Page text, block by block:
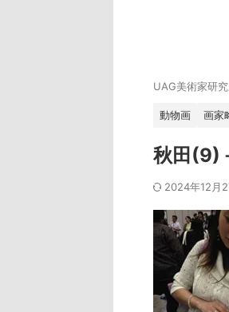
UAG美術家研
動物画 画家
秋田(9)
2024年12月